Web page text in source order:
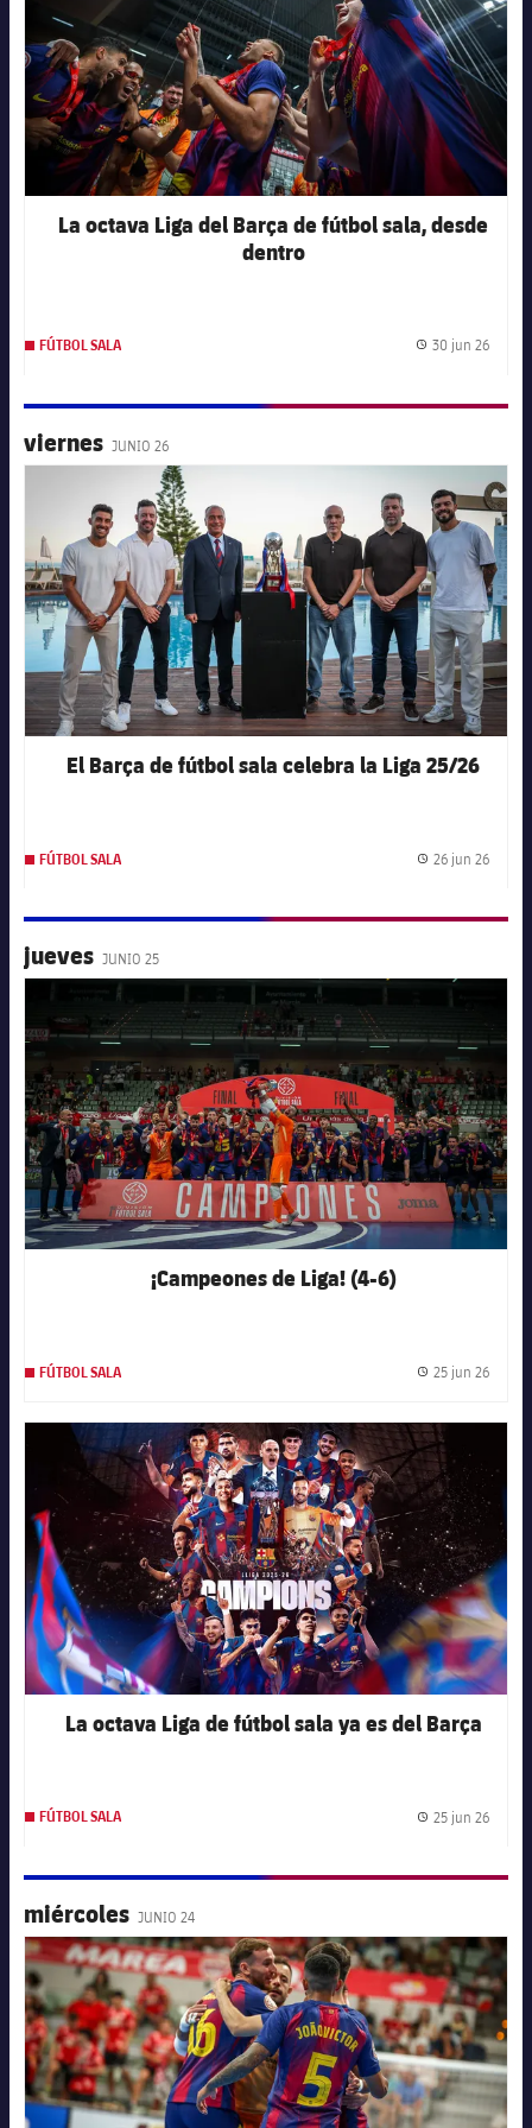
La octava Liga del Barça de fútbol sala, desde
dentro
FÚTBOL SALA Fecha
30 jun 26
viernes JUNIO 26
El Barça de fútbol sala celebra la Liga 25/26
FÚTBOL SALA Fecha
26 jun 26
jueves JUNIO 25
FC Barcelona club badge
¡Campeones de Liga! (4-6)
FÚTBOL SALA Fecha
25 jun 26
FC Barcelona club badge
La octava Liga de fútbol sala ya es del Barça
FÚTBOL SALA Fecha
25 jun 26
miércoles JUNIO 24
FC Barcelona club badge